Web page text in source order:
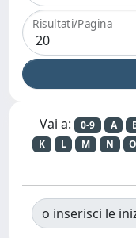
Risultati/Pagina
Vai a: 0-9 A
K
L M N O
o inserisci le